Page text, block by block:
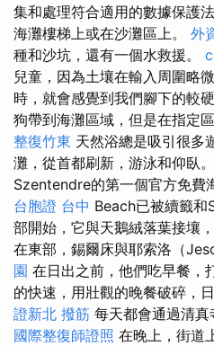
集和處理符合適用的數據保護
海灘樓梯上或在沙灘區上。 外
種和沙坑，還有一個水救援。
兒童，因為土壤在輸入周圍略
時，就會感覺到我們腳下的較
狗帶到海灘區域，但是在指定
整復竹東 天然浴總是吸引很多
灘，從首都刷新，游泳和仰臥。
Szentendre的第一個官方免
台胞證 台中 Beach已被續籤和
部開始，它與天鵝絨落葉接壤
在東部，錫爾床與耶索洛（
園 在日出之前，他們吃早餐，
的快速，用壯觀的晚餐破碎，
證新北 撥筋 每天都會通過清真
國際整復師證照 在晚上，街道